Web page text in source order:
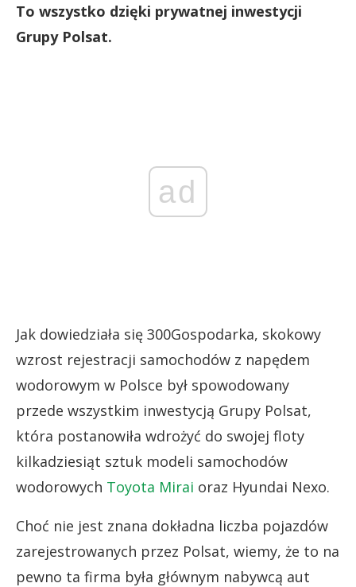
To wszystko dzięki prywatnej inwestycji
Grupy Polsat.
ad
Jak dowiedziała się 300Gospodarka, skokowy
wzrost rejestracji samochodów z napędem
wodorowym w Polsce był spowodowany
przede wszystkim inwestycją Grupy Polsat,
która postanowiła wdrożyć do swojej floty
kilkadziesiąt sztuk modeli samochodów
wodorowych Toyota Mirai oraz Hyundai Nexo.
Choć nie jest znana dokładna liczba pojazdów
zarejestrowanych przez Polsat, wiemy, że to na
pewno ta firma była głównym nabywcą aut